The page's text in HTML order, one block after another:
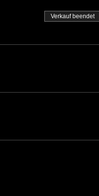
Verkauf beendet